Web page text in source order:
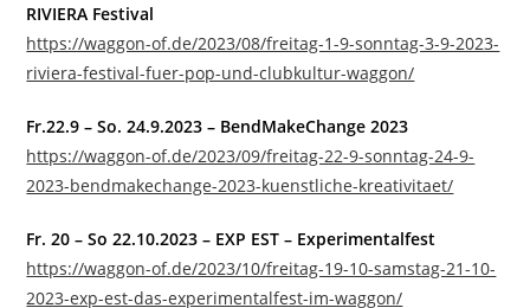
RIVIERA Festival
https://waggon-of.de/2023/08/freitag-1-9-sonntag-3-9-2023-
riviera-festival-fuer-pop-und-clubkultur-waggon/
Fr.22.9 – So. 24.9.2023 – BendMakeChange 2023
https://waggon-of.de/2023/09/freitag-22-9-sonntag-24-9-
2023-bendmakechange-2023-kuenstliche-kreativitaet/
Fr. 20 – So 22.10.2023 – EXP EST – Experimentalfest
https://waggon-of.de/2023/10/freitag-19-10-samstag-21-10-
2023-exp-est-das-experimentalfest-im-waggon/